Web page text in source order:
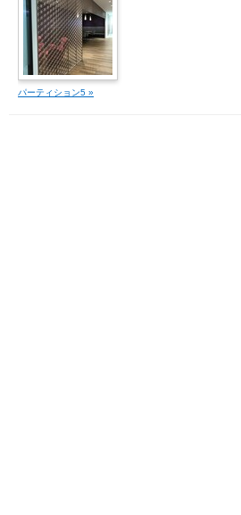
パーティション5 »